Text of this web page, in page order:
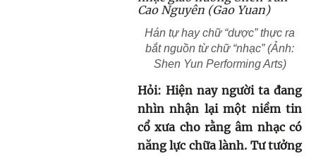
Hán tự hay chữ “dược” thực ra
bắt nguồn từ chữ “nhạc” (Ảnh:
Shen Yun Performing Arts)
Hỏi: Hiện nay người ta đang
nhìn nhận lại một niềm tin
cổ xưa cho rằng âm nhạc có
năng lực chữa lành. Tư tưởng